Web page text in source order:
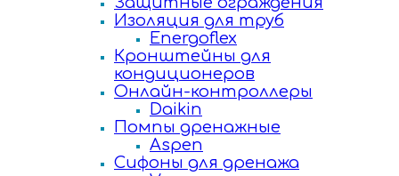
Изоляция для труб
Energoflex
Кронштейны для
кондиционеров
Онлайн-контроллеры
Daikin
Помпы дренажные
Aspen
Сифоны для дренажа